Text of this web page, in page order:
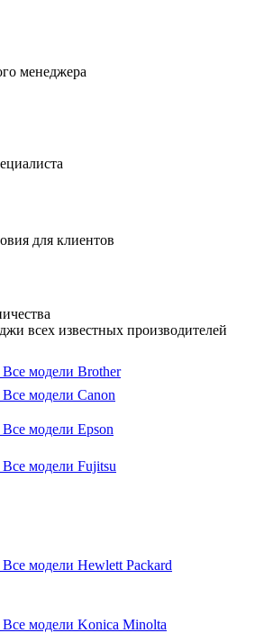
менеджера
для клиентов
всех известных производителей
Все модели Brother
Все модели Canon
Все модели Epson
Все модели Fujitsu
Все модели Hewlett Packard
Все модели Konica Minolta